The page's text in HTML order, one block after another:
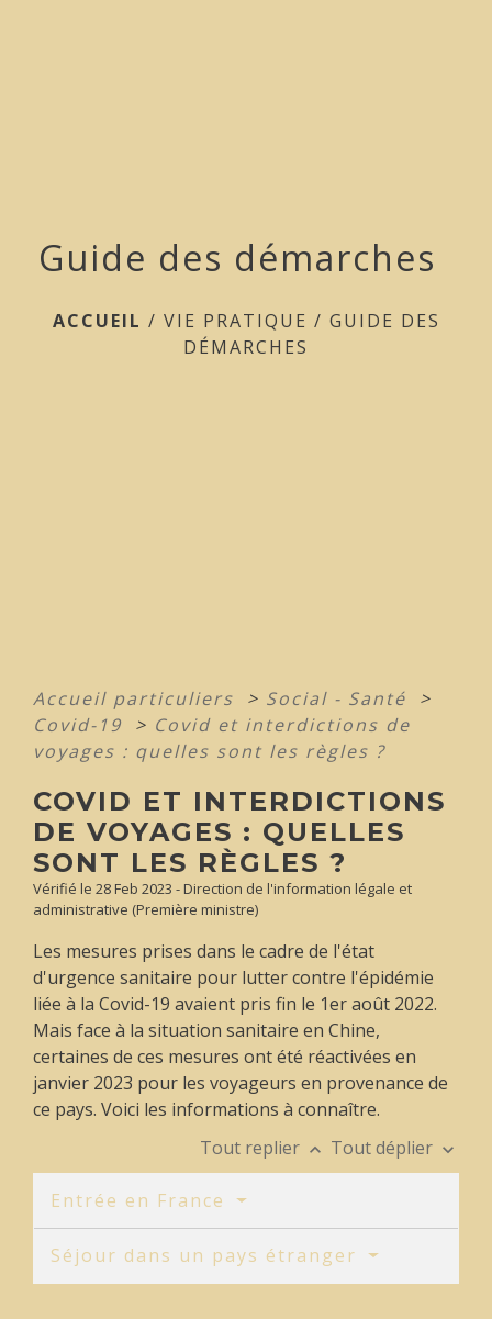
Guide des démarches
ACCUEIL / VIE PRATIQUE / GUIDE DES
DÉMARCHES
Accueil particuliers > Social - Santé
>
Covid-19
> Covid et interdictions de
voyages : quelles sont les règles ?
COVID ET INTERDICTIONS
DE VOYAGES : QUELLES
SONT LES RÈGLES ?
Vérifié le 28 Feb 2023 - Direction de l'information légale et
administrative (Première ministre)
Les mesures prises dans le cadre de l'état
d'urgence sanitaire pour lutter contre l'épidémie
liée à la Covid-19 avaient pris fin le 1eraoût 2022.
Mais face à la situation sanitaire en Chine,
certaines de ces mesures ont été réactivées en
janvier 2023 pour les voyageurs en provenance de
ce pays. Voici les informations à connaître.
Tout replier keyboard_arrow_up Tout déplier keyboard_arrow_down
Entrée en France
Séjour dans un pays étranger